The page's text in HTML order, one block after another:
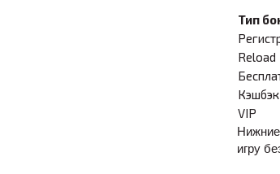
Тип
Reload
Кэшбэк
VIP
игру